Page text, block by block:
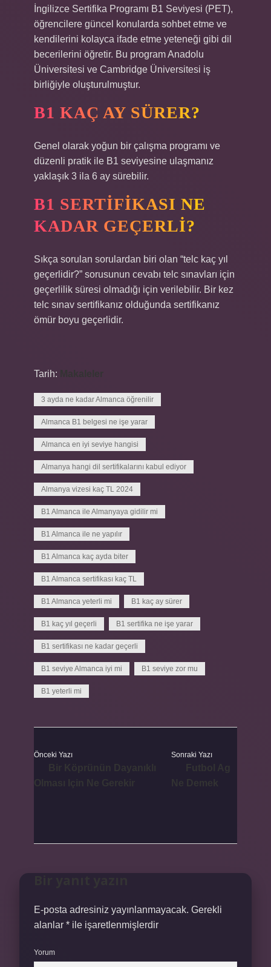
İngilizce Sertifika Programı B1 Seviyesi (PET),
öğrencilere güncel konularda sohbet etme ve
kendilerini kolayca ifade etme yeteneği gibi dil
becerilerini öğretir. Bu program Anadolu
Üniversitesi ve Cambridge Üniversitesi iş
birliğiyle oluşturulmuştur.
B1 KAÇ AY SÜRER?
Genel olarak yoğun bir çalışma programı ve
düzenli pratik ile B1 seviyesine ulaşmanız
yaklaşık 3 ila 6 ay sürebilir.
B1 SERTIFIKASI NE
KADAR GEÇERLI?
Sıkça sorulan sorulardan biri olan “telc kaç yıl
geçerlidir?” sorusunun cevabı telc sınavları için
geçerlilik süresi olmadığı için verilebilir. Bir kez
telc sınav sertifikanız olduğunda sertifikanız
ömür boyu geçerlidir.
Tarih:
3 ayda ne kadar Almanca öğrenilir
Almanca B1 belgesi ne işe yarar
Almanca en iyi seviye hangisi
Almanya hangi dil sertifikalarını kabul ediyor
Almanya vizesi kaç TL 2024
B1 Almanca ile Almanyaya gidilir mi
B1 Almanca ile ne yapılır
B1 Almanca kaç ayda biter
B1 Almanca sertifikası kaç TL
B1 Almanca yeterli mi B1 kaç ay sürer
B1 kaç yıl geçerli B1 sertifika ne işe yarar
B1 sertifikası ne kadar geçerli
B1 seviye Almanca iyi mi B1 seviye zor mu
B1 yeterli mi
Önceki Yazı Sonraki Yazı
E-posta adresiniz yayınlanmayacak. Gerekli
alanlar * ile işaretlenmişlerdir
Yorum